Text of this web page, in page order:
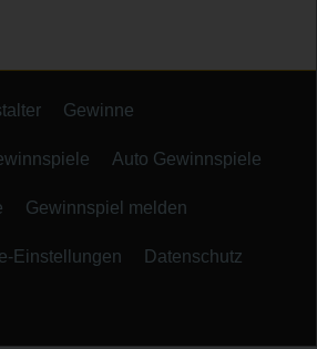
Gewinne
Auto Gewinnspiele
Gewinnspiel melden
Einstellungen Datenschutz